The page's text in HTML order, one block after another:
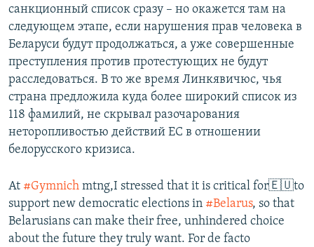
санкционный список сразу – но окажется там на
следующем этапе, если нарушения прав человека в
Беларуси будут продолжаться, а уже совершенные
преступления против протестующих не будут
расследоваться. В то же время Линкявичюс, чья
страна предложила куда более широкий список из
118 фамилий, не скрывал разочарования
неторопливостью действий ЕС в отношении
белорусского кризиса.
At #Gymnich mtng,I stressed that it is critical for🇪🇺to
support new democratic elections in #Belarus, so that
Belarusians can make their free, unhindered choice
about the future they truly want. For de facto